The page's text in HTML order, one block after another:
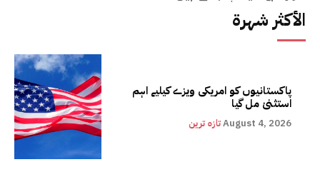
الأكثر شهرة
پاکستانیوں کو امریکی ویزے کیلیے اہم
استثنیٰ مل گیا
تازہ ترینAugust 4, 2026